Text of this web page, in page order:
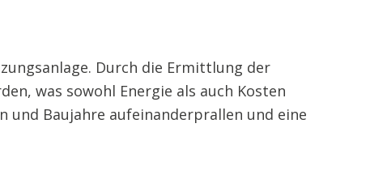
Durch die Ermittlung der
was sowohl Energie als auch Kosten
und Baujahre aufeinanderprallen und eine